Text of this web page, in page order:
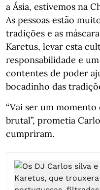
a Ásia, estivemos na
As pessoas estão
tradições e as
Karetus, levar esta
responsabilidade e
contentes de poder
bocadinho das
“Vai ser um
brutal”, prometia
cumpriram.